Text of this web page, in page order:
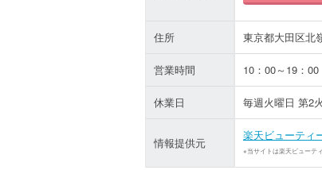
住所 東京都大田区北
営業時間 10：00～19：00
休業日 毎週火曜日 第2
情報提供元
楽天ビューティ
※当サイトは楽天ビューテ